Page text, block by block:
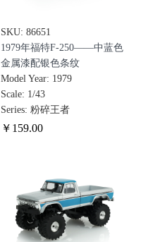
SKU: 86651
1979年福特F-250——中蓝色
金属漆配银色条纹
Model Year: 1979
Scale: 1/43
Series: 粉碎王者
￥ 159.00